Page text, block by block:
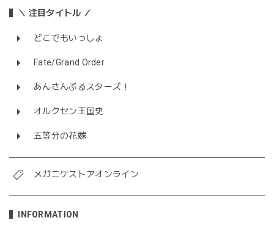
＼ 注目タイトル ／
どこでもいっしょ
Fate/Grand Order
あんさんぶるスターズ！
オルクセン王国史
五等分の花嫁
メガニケストアオンライン
INFORMATION